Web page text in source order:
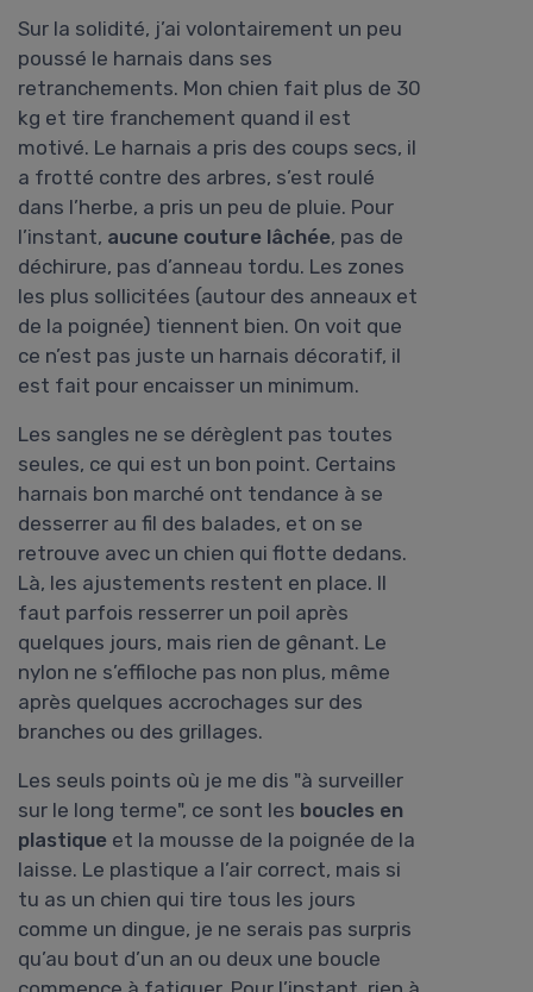
Sur la solidité, j’ai volontairement un peu
poussé le harnais dans ses
retranchements. Mon chien fait plus de 30
kg et tire franchement quand il est
motivé. Le harnais a pris des coups secs, il
a frotté contre des arbres, s’est roulé
dans l’herbe, a pris un peu de pluie. Pour
l’instant, aucune couture lâchée, pas de
déchirure, pas d’anneau tordu. Les zones
les plus sollicitées (autour des anneaux et
de la poignée) tiennent bien. On voit que
ce n’est pas juste un harnais décoratif, il
est fait pour encaisser un minimum.
Les sangles ne se dérèglent pas toutes
seules, ce qui est un bon point. Certains
harnais bon marché ont tendance à se
desserrer au fil des balades, et on se
retrouve avec un chien qui flotte dedans.
Là, les ajustements restent en place. Il
faut parfois resserrer un poil après
quelques jours, mais rien de gênant. Le
nylon ne s’effiloche pas non plus, même
après quelques accrochages sur des
branches ou des grillages.
Les seuls points où je me dis "à surveiller
sur le long terme", ce sont les boucles en
plastique et la mousse de la poignée de la
laisse. Le plastique a l’air correct, mais si
tu as un chien qui tire tous les jours
comme un dingue, je ne serais pas surpris
qu’au bout d’un an ou deux une boucle